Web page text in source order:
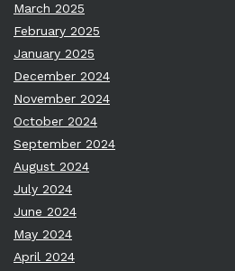
March 2025
February 2025
January 2025
December 2024
November 2024
October 2024
September 2024
August 2024
July 2024
June 2024
May 2024
April 2024